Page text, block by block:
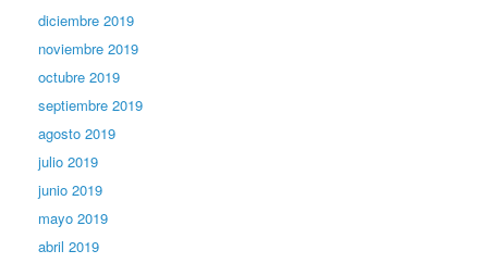
diciembre 2019
noviembre 2019
octubre 2019
septiembre 2019
agosto 2019
julio 2019
junio 2019
mayo 2019
abril 2019